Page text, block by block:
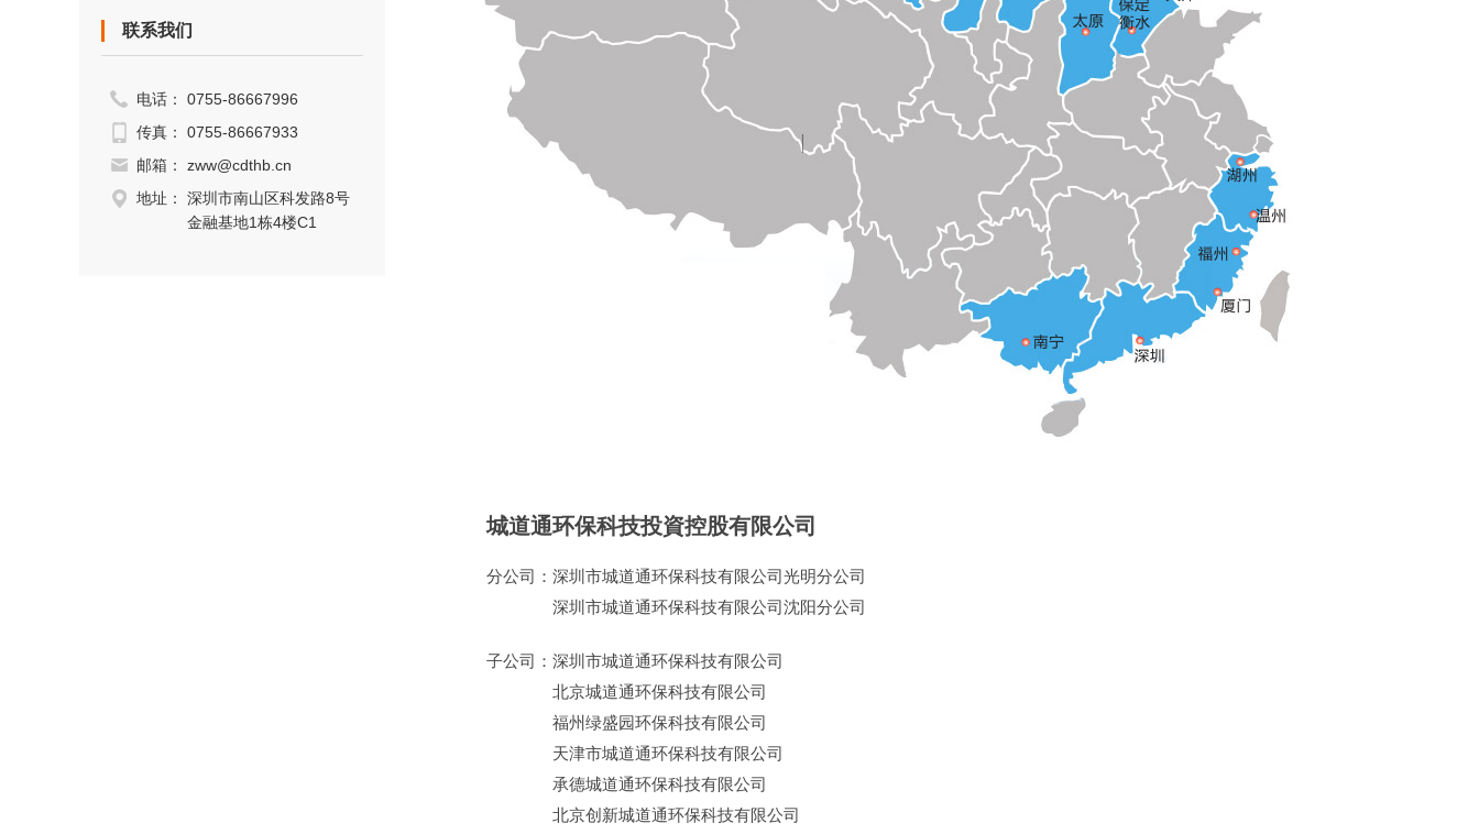
联系我们
电话：
0755-86667996
传真：
0755-86667933
邮箱：
zww@cdthb.cn
地址：
深圳市南山区科发路8号
金融基地1栋4楼C1
城道通环保科技投資控股有限公司
分公司： 深圳市城道通环保科技有限公司光明分公司
深圳市城道通环保科技有限公司沈阳分公司
子公司： 深圳市城道通环保科技有限公司
北京城道通环保科技有限公司
福州绿盛园环保科技有限公司
天津市城道通环保科技有限公司
承德城道通环保科技有限公司
北京创新城道通环保科技有限公司